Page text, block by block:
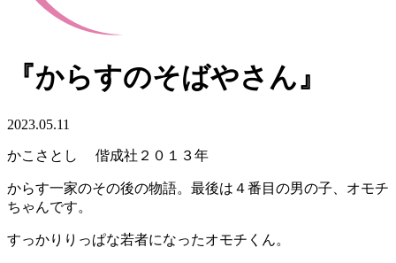
『からすのそばやさん』
2023.05.11
かこさとし 偕成社２０１３年
からす一家のその後の物語。最後は４番目の男の子、オモチ
ちゃんです。
すっかりりっぱな若者になったオモチくん。